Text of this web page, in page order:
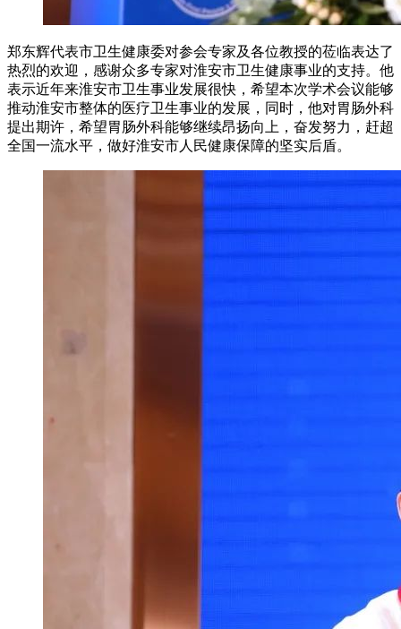
郑东辉代表市卫生健康委对参会专家及各位教授的莅临表达了
热烈的欢迎，感谢众多专家对淮安市卫生健康事业的支持。他
表示近年来淮安市卫生事业发展很快，希望本次学术会议能够
推动淮安市整体的医疗卫生事业的发展，同时，他对胃肠外科
提出期许，希望胃肠外科能够继续昂扬向上，奋发努力，赶超
全国一流水平，做好淮安市人民健康保障的坚实后盾。